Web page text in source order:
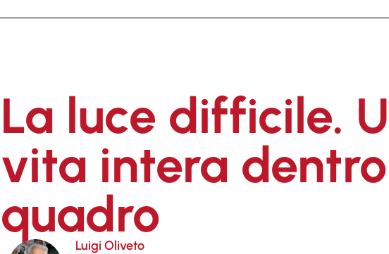
La luce difficile.
vita intera
quadro
Luigi Oliveto